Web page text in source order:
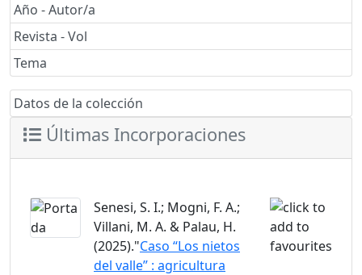
Año - Autor/a
Revista - Vol
Tema
Datos de la colección
Últimas Incorporaciones
Senesi, S. I.; Mogni, F. A.;
Villani, M. A. & Palau, H.
(2025)."Caso “Los nietos
del valle” : agricultura